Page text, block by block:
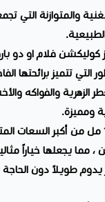
والمتوازنة التي
التي تتميز برائحتها
الزهرية والفواكه
ومميزة.
سعة العطر 100 مل من أكبر
مما يجعلها خياراً
طويلاً دون الحاجة